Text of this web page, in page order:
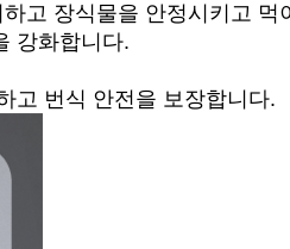
고 장식물을 안정시키고 먹
강화합니다.
고 번식 안전을 보장합니다.